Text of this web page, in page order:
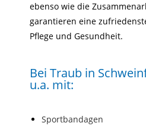
ebenso wie die
garantieren eine
Pflege und Gesundheit.
Bei Traub in
u.a. mit:
Sportbandagen